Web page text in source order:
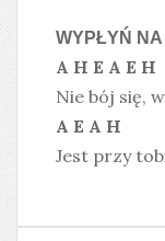
WYPŁYŃ
A H E A E H
Nie bój się,
A E A H
Jest przy